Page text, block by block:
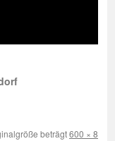
beträgt600 × 800